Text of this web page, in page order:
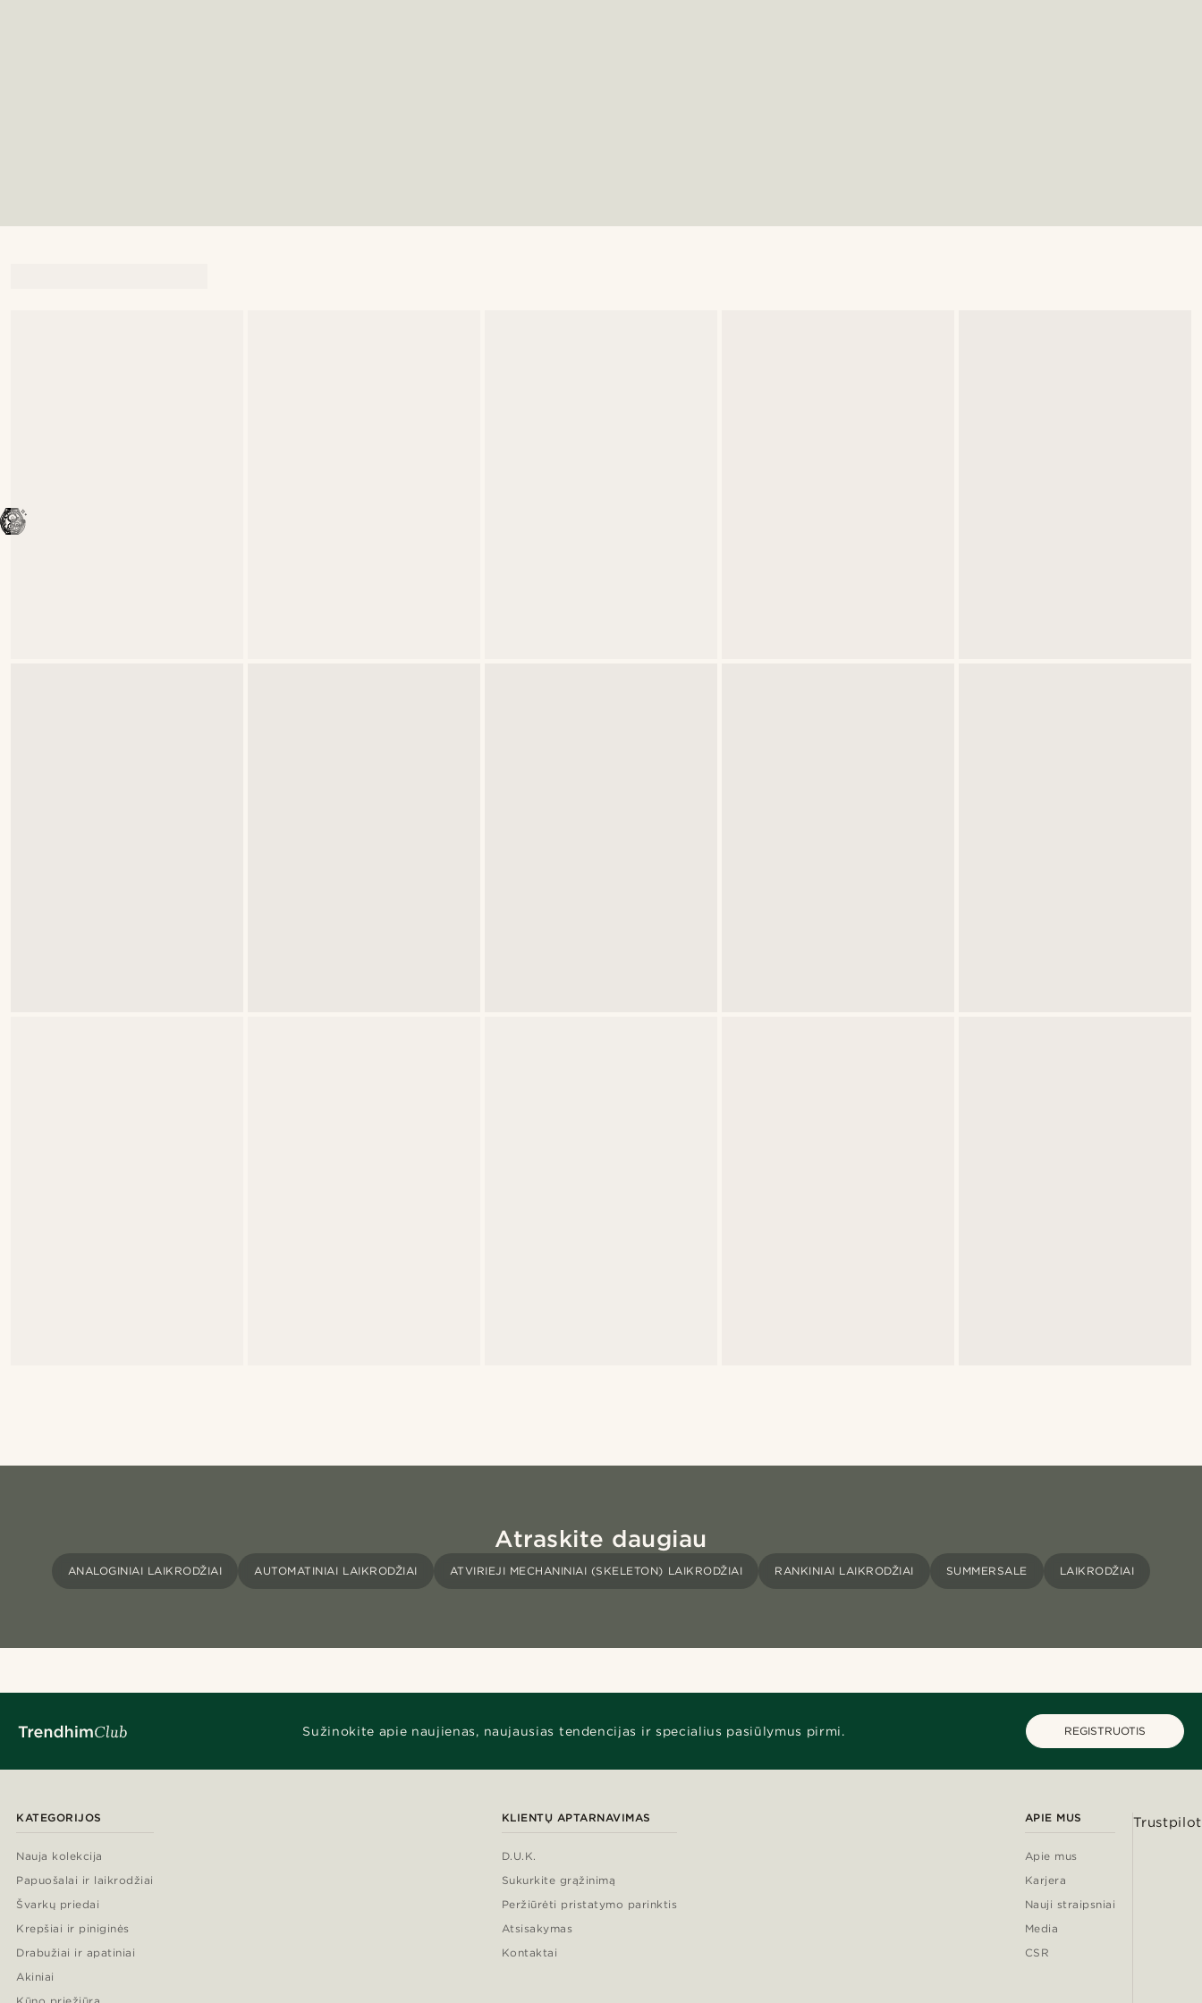
Atraskite daugiau
ANALOGINIAI LAIKRODŽIAI AUTOMATINIAI LAIKRODŽIAI ATVIRIEJI MECHANINIAI (SKELETON) LAIKRODŽIAI RANKINIAI LAIKRODŽIAI SUMMERSALE LAIKRODŽIAI
Sužinokite apie naujienas, naujausias tendencijas ir specialius pasiūlymus pirmi. REGISTRUOTIS
KATEGORIJOS
Nauja kolekcija
Papuošalai ir laikrodžiai
Švarkų priedai
Krepšiai ir piniginės
Drabužiai ir apatiniai
Akiniai
KLIENTŲ APTARNAVIMAS
D.U.K.
Sukurkite grąžinimą
Peržiūrėti pristatymo parinktis
Atsisakymas
Kontaktai
APIE MUS
Apie mus
Karjera
Nauji straipsniai
Media
CSR
Trustpilot